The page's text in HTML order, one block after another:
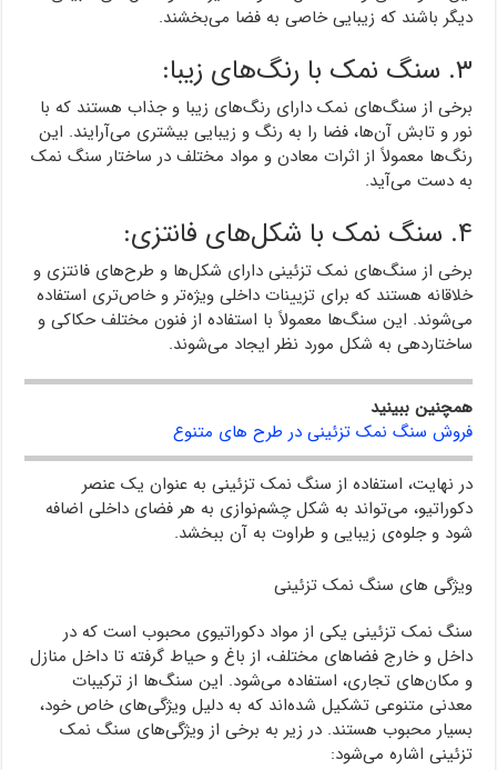
دیگر باشند که زیبایی خاصی به فضا می‌بخشند.
۳. سنگ نمک با رنگ‌های زیبا:
برخی از سنگ‌های نمک دارای رنگ‌های زیبا و جذاب هستند که با
نور و تابش آن‌ها، فضا را به رنگ و زیبایی بیشتری می‌آرایند. این
رنگ‌ها معمولاً از اثرات معادن و مواد مختلف در ساختار سنگ نمک
به دست می‌آید.
۴. سنگ نمک با شکل‌های فانتزی:
برخی از سنگ‌های نمک تزئینی دارای شکل‌ها و طرح‌های فانتزی و
خلاقانه هستند که برای تزیینات داخلی ویژه‌تر و خاص‌تری استفاده
می‌شوند. این سنگ‌ها معمولاً با استفاده از فنون مختلف حکاکی و
ساختاردهی به شکل مورد نظر ایجاد می‌شوند.
همچنین ببینید
فروش سنگ نمک تزئینی در طرح های متنوع
در نهایت، استفاده از سنگ نمک تزئینی به عنوان یک عنصر
دکوراتیو، می‌تواند به شکل چشم‌نوازی به هر فضای داخلی اضافه
شود و جلوه‌ی زیبایی و طراوت به آن ببخشد.
ویژگی های سنگ نمک تزئینی
سنگ نمک تزئینی یکی از مواد دکوراتیوی محبوب است که در
داخل و خارج فضاهای مختلف، از باغ و حیاط گرفته تا داخل منازل
و مکان‌های تجاری، استفاده می‌شود. این سنگ‌ها از ترکیبات
معدنی متنوعی تشکیل شده‌اند که به دلیل ویژگی‌های خاص خود،
بسیار محبوب هستند. در زیر به برخی از ویژگی‌های سنگ نمک
تزئینی اشاره می‌شود: